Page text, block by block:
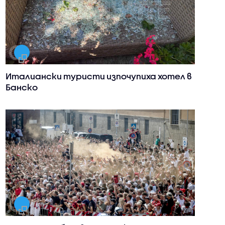
Италиански туристи изпочупиха хотел в
Банско